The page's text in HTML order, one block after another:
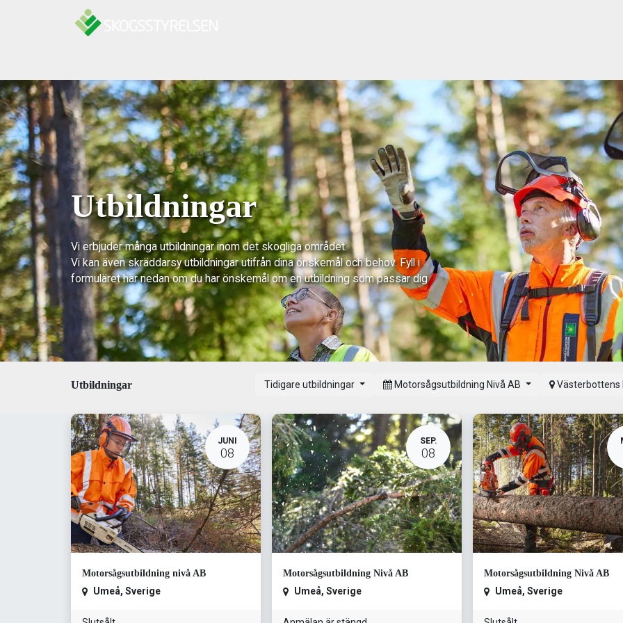
Utbildningar
Vi erbjuder många utbildningar inom det skogliga området.
Vi kan även skräddarsy utbildningar utifrån dina önskemål och behov. Fyll i
formuläret här nedan om du har önskemål om en utbildning som passar dig
Utbildningar Tidigare utbildningar Motorsågsutbildning Nivå AB Västerbottens
JUNI
08
Motorsågsutbildning nivå AB
Umeå, Sverige
SEP.
08
Motorsågsutbildning Nivå AB
Umeå, Sverige
Motorsågsutbildning Nivå AB
Umeå, Sverige